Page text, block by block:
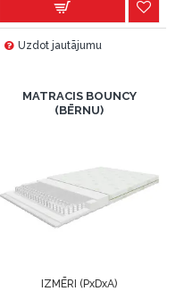
Uzdot jautājumu
MATRACIS BOUNCY
(BĒRNU)
IZMĒRI (PxDxA)